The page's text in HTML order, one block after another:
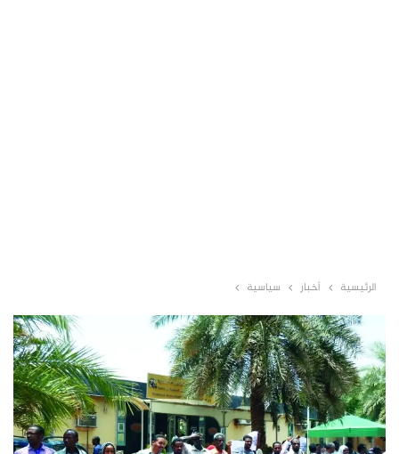
الرئيسية أخبار سياسية